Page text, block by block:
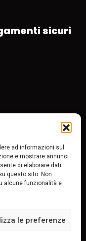
ad informazioni sul
e mostrare annunci
di elaborare dati
questo sito. Non
alcune funzionalità e
le preferenze
sicuri